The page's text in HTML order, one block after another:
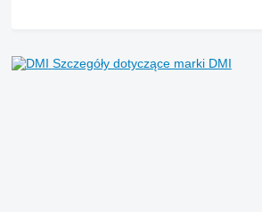
Szczegóły dotyczące marki DMI